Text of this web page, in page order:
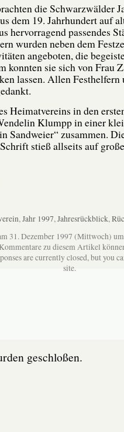
die Schwarzwälder
dem 19. Jahrhundert auf
hervorragend passendes
wurden neben dem
angeboten, die
konnten sie sich von Frau
lassen. Allen Festhelfern
Heimatvereins in den
Klumpp in einer
Sandweier“ zusammen.
stieß allseits auf
,Jahr 1997,Jahresrückblick,
31. Dezember 1997 (Mittwoch)
zu diesem Artikel
are currently closed, but you
site.
geschloßen.